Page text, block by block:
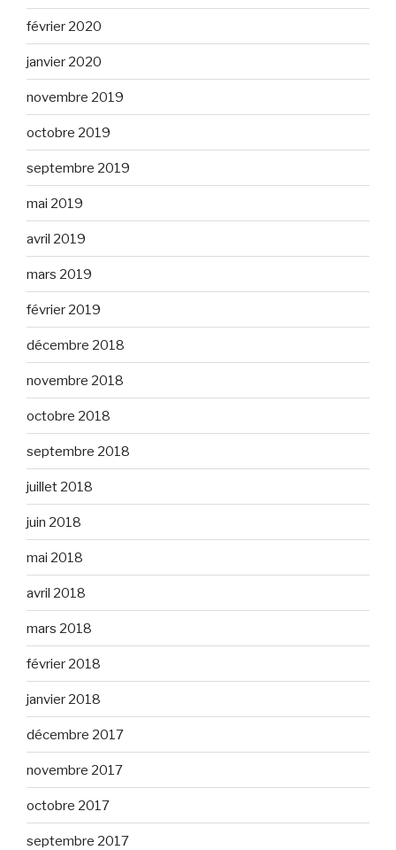
février 2020
janvier 2020
novembre 2019
octobre 2019
septembre 2019
mai 2019
avril 2019
mars 2019
février 2019
décembre 2018
novembre 2018
octobre 2018
septembre 2018
juillet 2018
juin 2018
mai 2018
avril 2018
mars 2018
février 2018
janvier 2018
décembre 2017
novembre 2017
octobre 2017
septembre 2017